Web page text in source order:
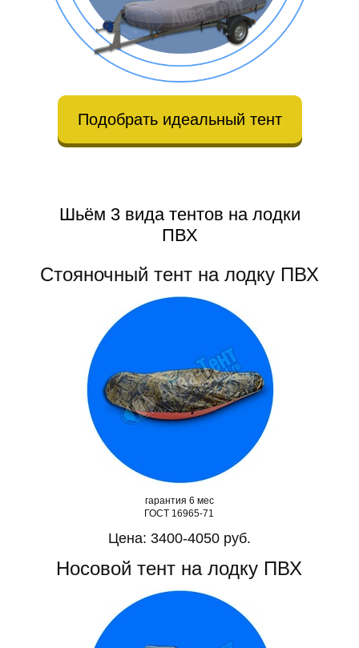
Подобрать идеальный тент
Шьём 3 вида тентов на лодки
ПВХ
Стояночный тент на лодку ПВХ
гарантия 6 мес
ГОСТ 16965-71
Цена: 3400-4050 руб.
Носовой тент на лодку ПВХ